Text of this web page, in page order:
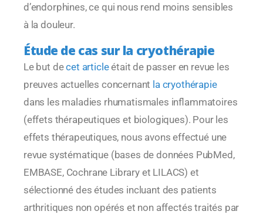
d’endorphines, ce qui nous rend moins sensibles
à la douleur.
Étude de cas sur la cryothérapie
Le but decet articleétait de passer en revue les
preuves actuelles concernant la cryothérapie
dans les maladies rhumatismales inflammatoires
(effets thérapeutiques et biologiques). Pour les
effets thérapeutiques, nous avons effectué une
revue systématique (bases de données PubMed,
EMBASE, Cochrane Library et LILACS) et
sélectionné des études incluant des patients
arthritiques non opérés et non affectés traités par